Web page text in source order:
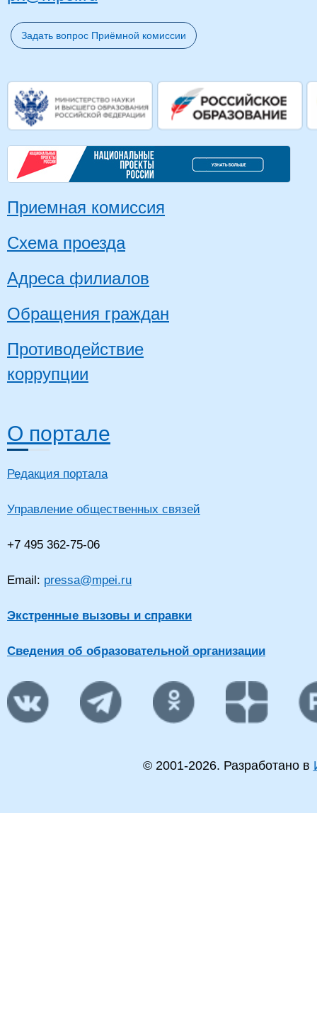
Задать вопрос Приёмной комиссии
Приемная комиссия
Схема проезда
Адреса филиалов
Обращения граждан
Противодействие
коррупции
О портале
Редакция портала
Управление общественных связей
+7 495 362-75-06
Email: pressa@mpei.ru
Экстренные вызовы и справки
Сведения об образовательной организации
© 2001-2026. Разработано в